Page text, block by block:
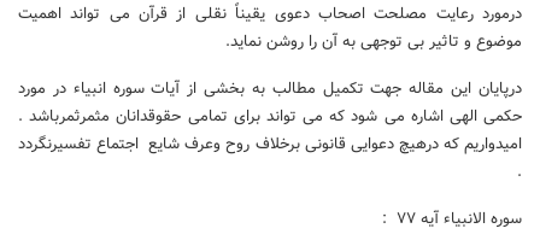
درمورد رعایت مصلحت اصحاب دعوی یقیناً نقلی از قرآن می تواند اهمیت
موضوع و تاثیر بی توجهی به آن را روشن نماید.
درپایان این مقاله جهت تکمیل مطالب به بخشی از آیات سوره انبیاء در مورد
حکمی الهی اشاره می شود که می تواند برای تمامی حقوقدانان مثمرثمرباشد .
امیدواریم که درهیچ دعوایی قانونی برخلاف روح وعرف شایع اجتماع تفسیرنگردد
.
سوره الانبیاء آیه ۷۷ :